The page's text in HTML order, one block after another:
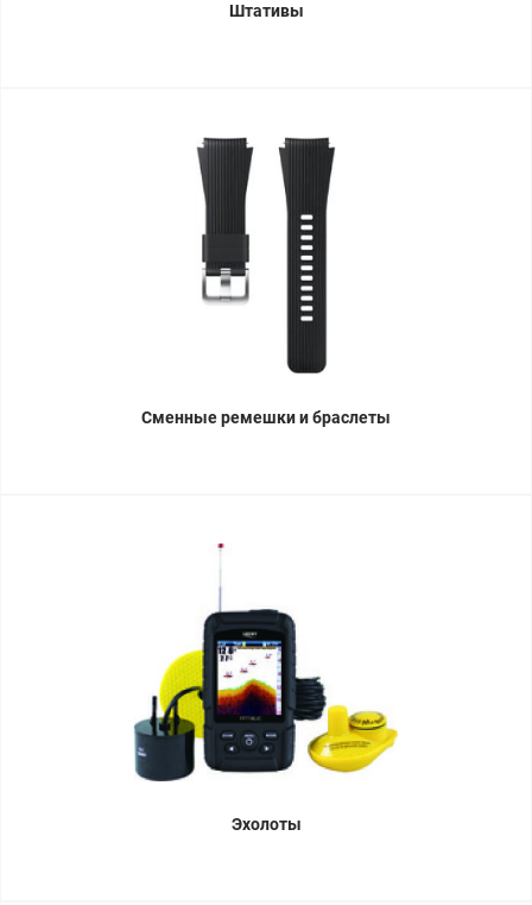
Штативы
Сменные ремешки и браслеты
Эхолоты